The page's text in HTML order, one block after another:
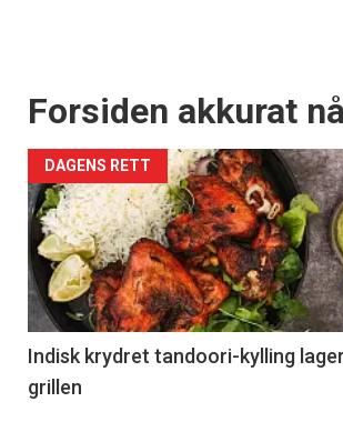
Forsiden akkurat nå
DAGENS RETT
Indisk krydret tandoori-kylling
grillen